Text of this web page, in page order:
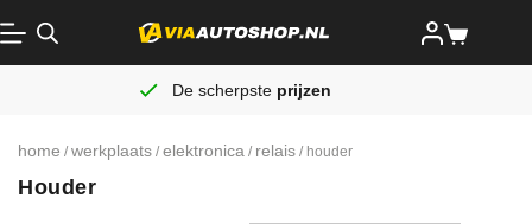
De scherpste prijzen
home / werkplaats / elektronica / relais / houder
Houder